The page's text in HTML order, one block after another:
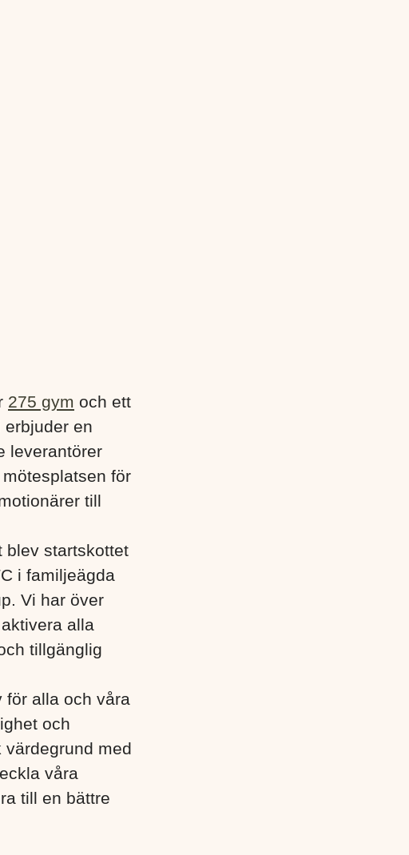
275 gym och ett
erbjuder en
leverantörer
för
till
blev startskottet
i familjeägda
Vi har över
alla
tillgänglig
för alla och våra
och
med
våra
till en bättre